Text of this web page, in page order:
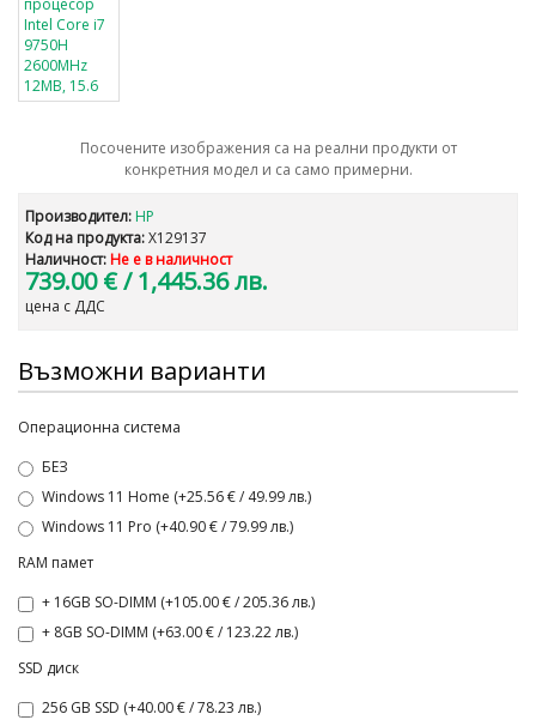
Посочените изображения са на реални продукти от
конкретния модел и са само примерни.
Производител: HP
Код на продукта:X129137
Наличност: Не е в наличност
739.00 €/ 1,445.36 лв.
цена с ДДС
Възможни варианти
Операционна система
БЕЗ
Windows 11 Home (+25.56 € / 49.99 лв.)
Windows 11 Pro (+40.90 € / 79.99 лв.)
RAM памет
+ 16GB SO-DIMM (+105.00 € / 205.36 лв.)
+ 8GB SO-DIMM (+63.00 € / 123.22 лв.)
SSD диск
256 GB SSD (+40.00 € / 78.23 лв.)